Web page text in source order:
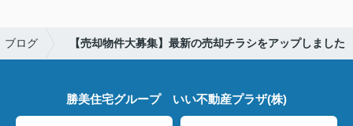
ブログ 【売却物件大募集】最新の売却チラシをアップしました
勝美住宅グループ いい不動産プラザ(株)